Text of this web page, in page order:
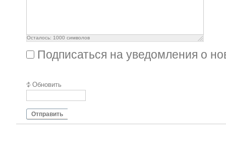
Осталось: 1000 символов
Подписаться на уведомления о
Обновить
Отправить